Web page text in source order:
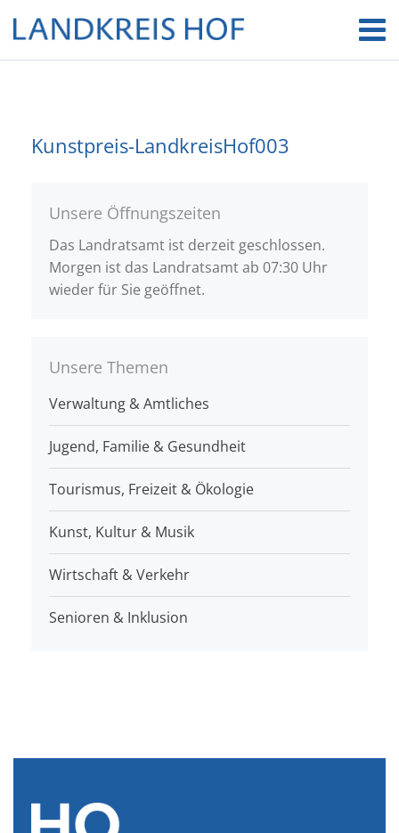
Kunstpreis-LandkreisHof003
Unsere Öffnungszeiten
Das Landratsamt ist derzeit geschlossen.
Morgen ist das Landratsamt ab 07:30 Uhr
wieder für Sie geöffnet.
Unsere Themen
Verwaltung & Amtliches
Jugend, Familie & Gesundheit
Tourismus, Freizeit & Ökologie
Kunst, Kultur & Musik
Wirtschaft & Verkehr
Senioren & Inklusion